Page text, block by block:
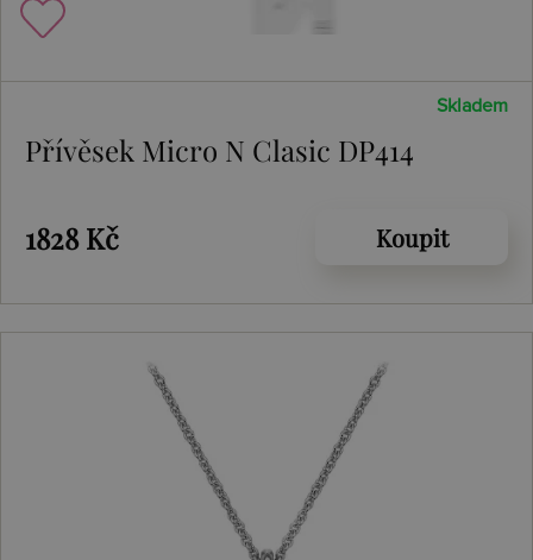
Skladem
Přívěsek Micro N Clasic DP414
1828 Kč Koupit